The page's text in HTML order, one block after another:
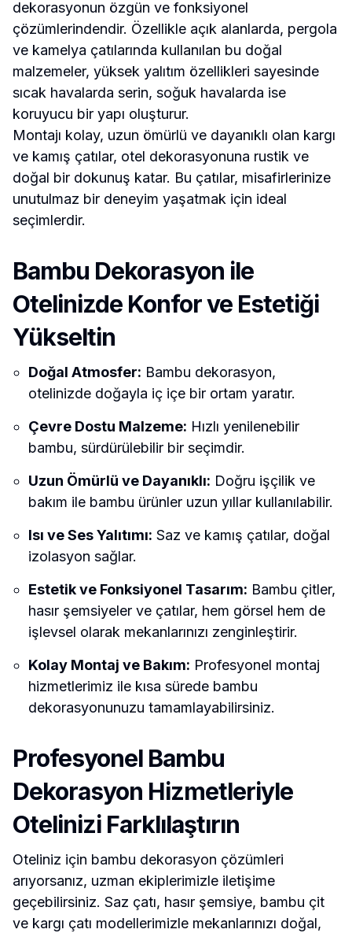
dekorasyonun özgün ve fonksiyonel
çözümlerindendir. Özellikle açık alanlarda, pergola
ve kamelya çatılarında kullanılan bu doğal
malzemeler, yüksek yalıtım özellikleri sayesinde
sıcak havalarda serin, soğuk havalarda ise
koruyucu bir yapı oluşturur.
Montajı kolay, uzun ömürlü ve dayanıklı olan kargı
ve kamış çatılar, otel dekorasyonuna rustik ve
doğal bir dokunuş katar. Bu çatılar, misafirlerinize
unutulmaz bir deneyim yaşatmak için ideal
seçimlerdir.
Bambu Dekorasyon ile
Otelinizde Konfor ve Estetiği
Yükseltin
Doğal Atmosfer: Bambu dekorasyon,
otelinizde doğayla iç içe bir ortam yaratır.
Çevre Dostu Malzeme: Hızlı yenilenebilir
bambu, sürdürülebilir bir seçimdir.
Uzun Ömürlü ve Dayanıklı: Doğru işçilik ve
bakım ile bambu ürünler uzun yıllar kullanılabilir.
Isı ve Ses Yalıtımı: Saz ve kamış çatılar, doğal
izolasyon sağlar.
Estetik ve Fonksiyonel Tasarım: Bambu çitler,
hasır şemsiyeler ve çatılar, hem görsel hem de
işlevsel olarak mekanlarınızı zenginleştirir.
Kolay Montaj ve Bakım: Profesyonel montaj
hizmetlerimiz ile kısa sürede bambu
dekorasyonunuzu tamamlayabilirsiniz.
Profesyonel Bambu
Dekorasyon Hizmetleriyle
Otelinizi Farklılaştırın
Oteliniz için bambu dekorasyon çözümleri
arıyorsanız, uzman ekiplerimizle iletişime
geçebilirsiniz. Saz çatı, hasır şemsiye, bambu çit
ve kargı çatı modellerimizle mekanlarınızı doğal,